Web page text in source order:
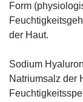
Form
der Haut.
Sodium
Natriumsalz der